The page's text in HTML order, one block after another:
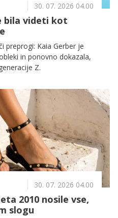
30. 07. 2026 04.00
bila videti kot
preprogi: Kaia Gerber je
in ponovno dokazala,
Z.
30. 07. 2026 04.00
2010 nosile vse,
slogu